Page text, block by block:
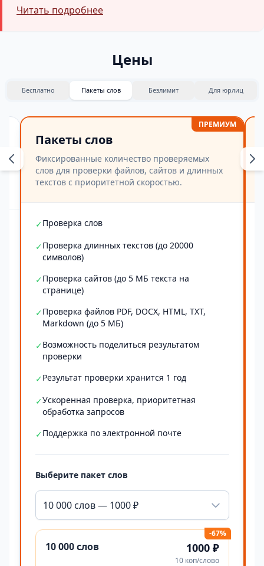
Читать подробнее
Цены
Бесплатно Пакеты слов Безлимит Для юрлиц
ПРЕМИУМ
Пакеты слов
Фиксированные количество проверяемых
слов для проверки файлов, сайтов и длинных
текстов с приоритетной скоростью.
✓Проверка слов
✓Проверка длинных текстов (до 20000
символов)
✓Проверка сайтов (до 5 МБ текста на
странице)
✓Проверка файлов PDF, DOCX, HTML, TXT,
Markdown (до 5 МБ)
✓Возможность поделиться результатом
проверки
✓Результат проверки хранится 1 год
✓Ускоренная проверка, приоритетная
обработка запросов
✓Поддержка по электронной почте
Выберите пакет слов
10 000 слов — 1000 ₽
-67%
10 000 слов 1000 ₽
10 коп/слово